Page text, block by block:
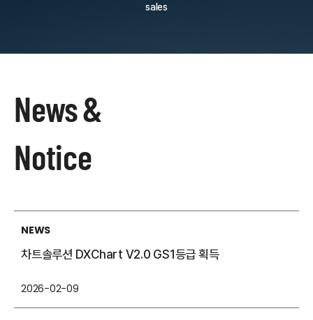
sales
News&
Notice
NEWS
차트솔루션 DXChart V2.0 GS1등급 획득
2026-02-09